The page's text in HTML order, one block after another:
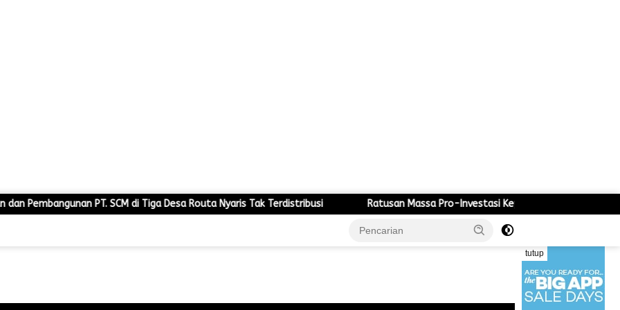
di Tiga Desa Routa Nyaris Tak Terdistribusi Ratusan Massa Pro-Investasi Kepung Gedung DPRD dan Kantor Bupati,
tutup